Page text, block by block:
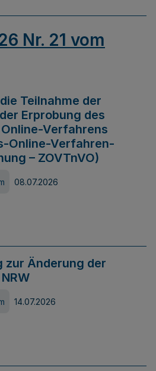
Nr. 21 vom
Teilnahme der
Erprobung des
Verfahrens
Online-Verfahren-
– ZOVTnVO)
08.07.2026
zur Änderung der
14.07.2026